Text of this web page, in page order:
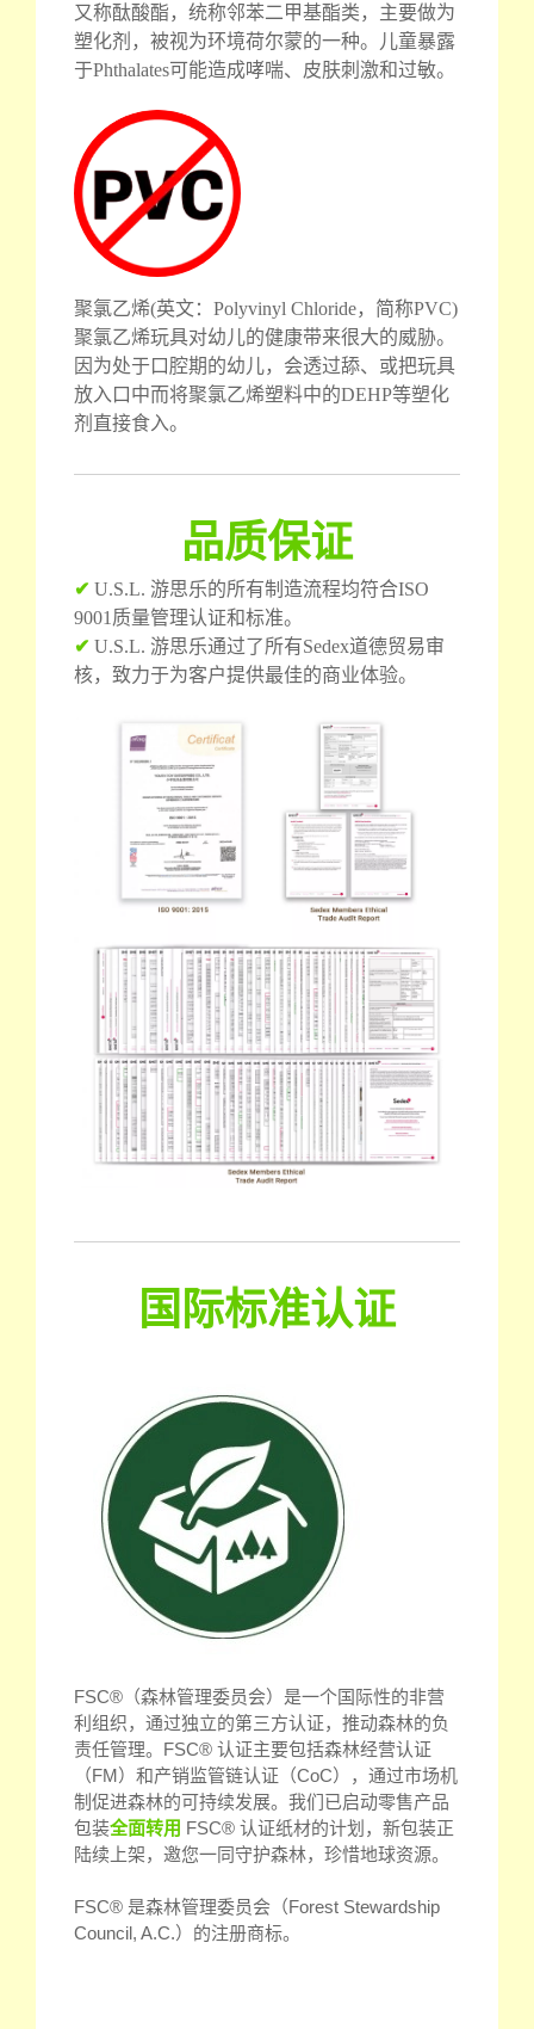
又称酞酸酯，统称邻苯二甲基酯类，主要做为
塑化剂，被视为环境荷尔蒙的一种。儿童暴露
于Phthalates可能造成哮喘、皮肤刺激和过敏。
聚氯乙烯(英文：Polyvinyl Chloride，简称PVC)
聚氯乙烯玩具对幼儿的健康带来很大的威胁。
因为处于口腔期的幼儿，会透过舔、或把玩具
放入口中而将聚氯乙烯塑料中的DEHP等塑化
剂直接食入。
品质保证
✔ U.S.L. 游思乐的所有制造流程均符合ISO
9001质量管理认证和标准。
✔ U.S.L. 游思乐通过了所有Sedex道德贸易审
核，致力于为客户提供最佳的商业体验。
国际标准认证
FSC®（森林管理委员会）是一个国际性的非营
利组织，通过独立的第三方认证，推动森林的负
责任管理。FSC® 认证主要包括森林经营认证
（FM）和产销监管链认证（CoC），通过市场机
制促进森林的可持续发展。我们已启动零售产品
包装全面转用 FSC® 认证纸材的计划，新包装正
陆续上架，邀您一同守护森林，珍惜地球资源。
FSC® 是森林管理委员会（Forest Stewardship
Council, A.C.）的注册商标。